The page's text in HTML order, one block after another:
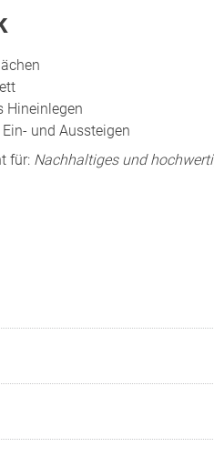
Hineinlegen
und Aussteigen
für: Nachhaltiges und